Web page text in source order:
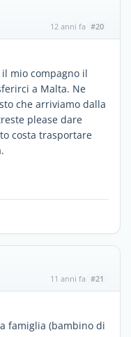
12 anni fa #20
mio compagno il
a Malta. Ne
che arriviamo dalla
please dare
costa trasportare
11 anni fa #21
famiglia (bambino di